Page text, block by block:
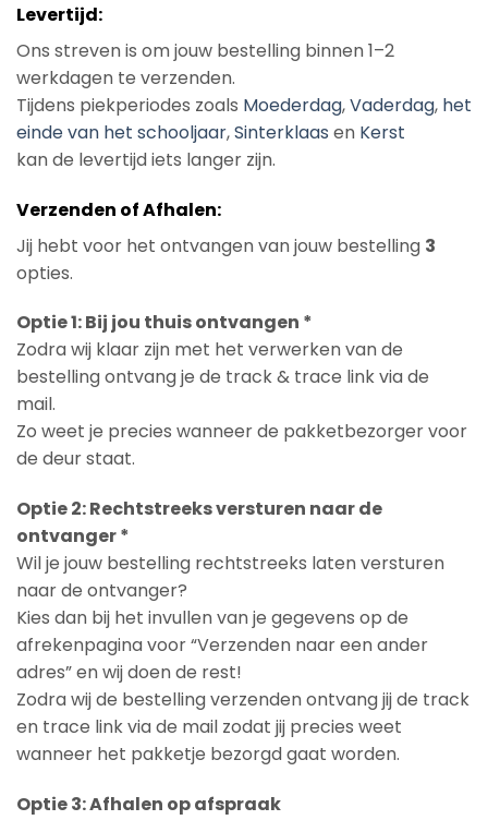
Levertijd:
Ons streven is om jouw bestelling binnen 1–2
werkdagen te verzenden.
Tijdens piekperiodes zoals Moederdag,Vaderdag, het
einde van het schooljaar,Sinterklaas en Kerst
kan de levertijd iets langer zijn.
Verzenden of Afhalen:
Jij hebt voor het ontvangen van jouw bestelling 3
opties.
Optie 1: Bij jou thuis ontvangen *
Zodra wij klaar zijn met het verwerken van de
bestelling ontvang je de track & trace link via de
mail.
Zo weet je precies wanneer de pakketbezorger voor
de deur staat.
Optie 2: Rechtstreeks versturen naar de
ontvanger *
Wil je jouw bestelling rechtstreeks laten versturen
naar de ontvanger?
Kies dan bij het invullen van je gegevens op de
afrekenpagina voor “Verzenden naar een ander
adres” en wij doen de rest!
Zodra wij de bestelling verzenden ontvang jij de track
en trace link via de mail zodat jij precies weet
wanneer het pakketje bezorgd gaat worden.
Optie 3: Afhalen op afspraak